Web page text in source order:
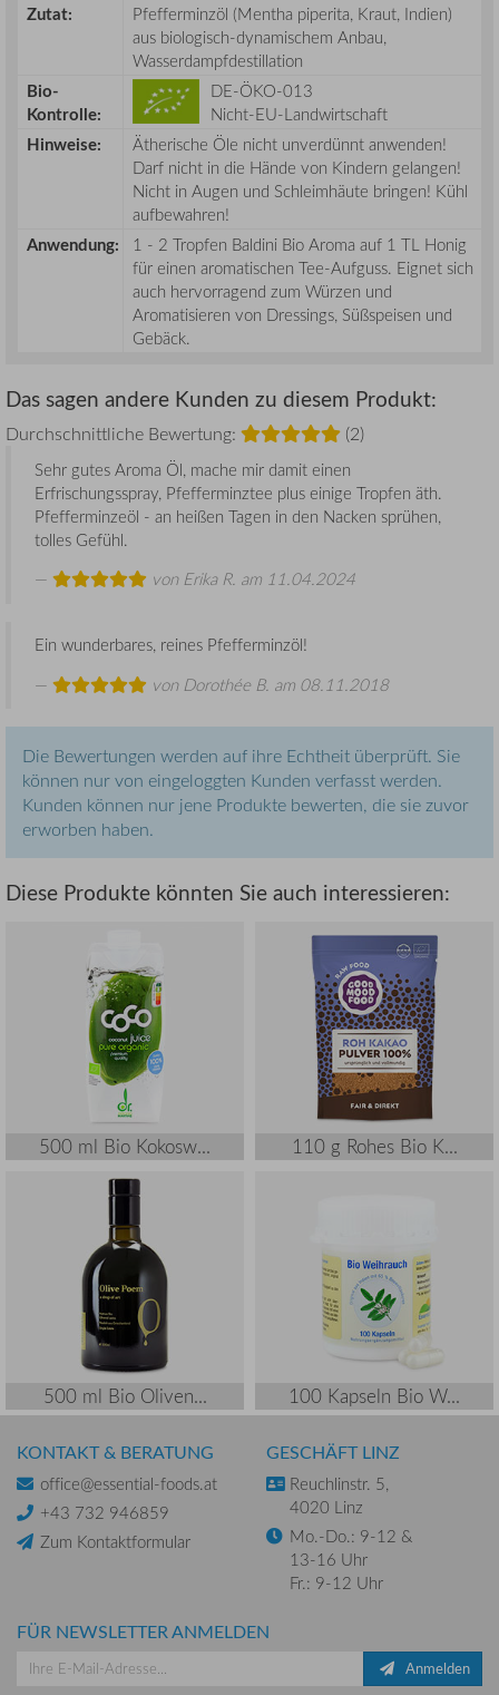
Zutat:
Pfefferminzöl (Mentha piperita, Kraut, Indien)
aus biologisch-dynamischem Anbau,
Wasserdampfdestillation
Bio-
Kontrolle:
DE-ÖKO-013
Nicht-EU-Landwirtschaft
Hinweise:
Ätherische Öle nicht unverdünnt anwenden!
Darf nicht in die Hände von Kindern gelangen!
Nicht in Augen und Schleimhäute bringen! Kühl
aufbewahren!
Anwendung:
1 - 2 Tropfen Baldini Bio Aroma auf 1 TL Honig
für einen aromatischen Tee-Aufguss. Eignet sich
auch hervorragend zum Würzen und
Aromatisieren von Dressings, Süßspeisen und
Gebäck.
Das sagen andere Kunden zu diesem Produkt:
Durchschnittliche Bewertung: (2)
Sehr gutes Aroma Öl, mache mir damit einen
Erfrischungsspray, Pfefferminztee plus einige Tropfen äth.
Pfefferminzeöl - an heißen Tagen in den Nacken sprühen,
tolles Gefühl.
von Erika R. am 11.04.2024
Ein wunderbares, reines Pfefferminzöl!
von Dorothée B. am 08.11.2018
Die Bewertungen werden auf ihre Echtheit überprüft. Sie
können nur von eingeloggten Kunden verfasst werden.
Kunden können nur jene Produkte bewerten, die sie zuvor
erworben haben.
Diese Produkte könnten Sie auch interessieren:
500 ml Bio Kokosw... 110 g Rohes Bio K...
500 ml Bio Oliven... 100 Kapseln Bio W...
KONTAKT & BERATUNG
office@essential-foods.at
+43 732 946859
Zum Kontaktformular
GESCHÄFT LINZ
Reuchlinstr. 5,
4020 Linz
Mo.-Do.: 9-12 &
13-16 Uhr
Fr.: 9-12 Uhr
FÜR NEWSLETTER ANMELDEN
Anmelden